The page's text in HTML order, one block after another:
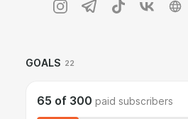
GOALS 22
65 of 300 paid subscribers